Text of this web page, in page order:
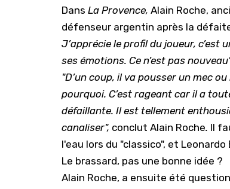
Dans La Provence, Alain Roche,
défenseur argentin après la
J’apprécie le profil du joueur, c’est
ses émotions. Ce n’est pas
"D’un coup, il va pousser un mec
pourquoi. C’est rageant car il a
défaillante. Il est tellement
canaliser", conclut Alain Roche. Il
l'eau lors du "classico", et Leonardo
Le brassard, pas une bonne idée ?
Alain Roche, a ensuite été